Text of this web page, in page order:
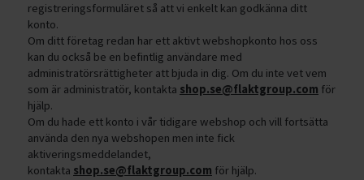
registreringsformuläret så att vi enkelt kan godkänna ditt
konto.
Om ditt företag redan har ett aktivt webshopkonto hos oss
kan du också be en befintlig användare med
administratörsrättigheter att bjuda in dig. Om du inte vet vem
som är administratör, kontakta shop.se@flaktgroup.com för
hjälp.
Om du hade ett konto i vår tidigare webshop och vill fortsätta
använda den nya webshopen men inte fick
aktiveringsmeddelandet,
kontakta shop.se@flaktgroup.com för hjälp.